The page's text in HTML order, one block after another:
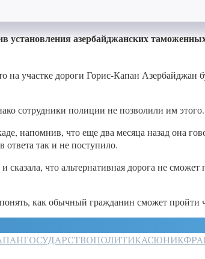
азербайджанских
участке дороги Горис-Капан Азербайджан
сотрудники полиции не позволили им этого.
напомнив, что еще два месяца назад она
ответа так и не поступило.
что альтернативная дорога не
как обычный гражданин сможет пройти
ГОСУДАРСТВОПОЛИТИКАСЮНИК